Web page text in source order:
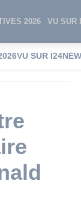
2026 VU SUR
VU SUR